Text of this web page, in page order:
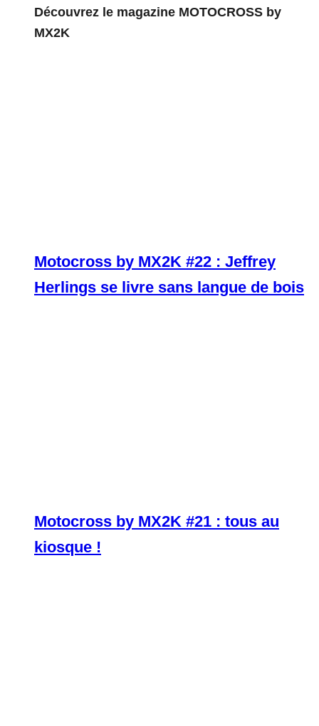
Découvrez le magazine MOTOCROSS by
MX2K
Motocross by MX2K #22 : Jeffrey
Herlings se livre sans langue de bois
Motocross by MX2K #21 : tous au
kiosque !